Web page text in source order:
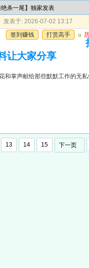
杀一尾】独家发表
发表于: 2026-07-02 13:17
签到赚钱
打赏高手 u
让大家分享
和掌声献给那些默默工作的无
13 14 15 下一页